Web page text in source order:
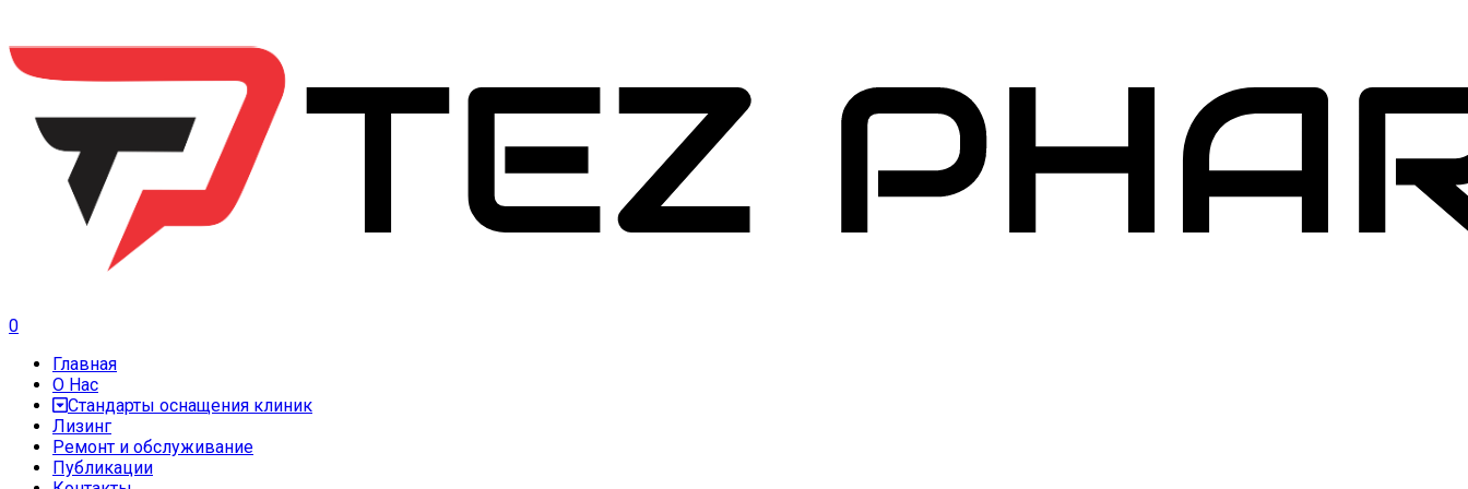
0
Главная
О Нас
Стандарты оснащения клиник
Лизинг
Ремонт и обслуживание
Публикации